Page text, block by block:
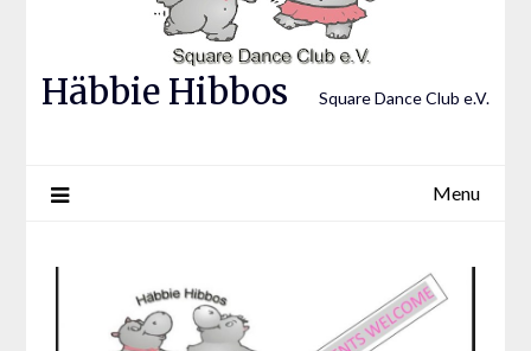
Häbbie Hibbos Square Dance Club e.V.
Menu